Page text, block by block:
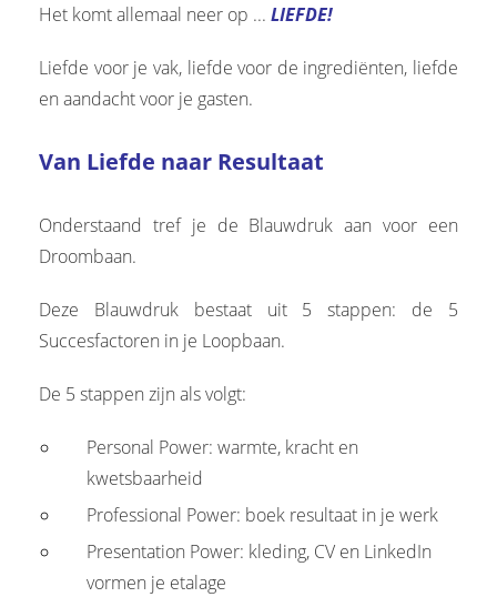
Het komt allemaal neer op ... LIEFDE!
Liefde voor je vak, liefde voor de ingrediënten, liefde
en aandacht voor je gasten.
Van Liefde naar Resultaat
Onderstaand tref je de Blauwdruk aan voor een
Droombaan.
Deze Blauwdruk bestaat uit 5 stappen: de 5
Succesfactoren in je Loopbaan.
De 5 stappen zijn als volgt:
Personal Power: warmte, kracht en
kwetsbaarheid
Professional Power: boek resultaat in je werk
Presentation Power: kleding, CV en LinkedIn
vormen je etalage